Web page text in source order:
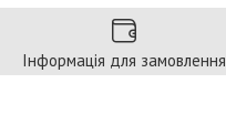
Інформація для замовлення